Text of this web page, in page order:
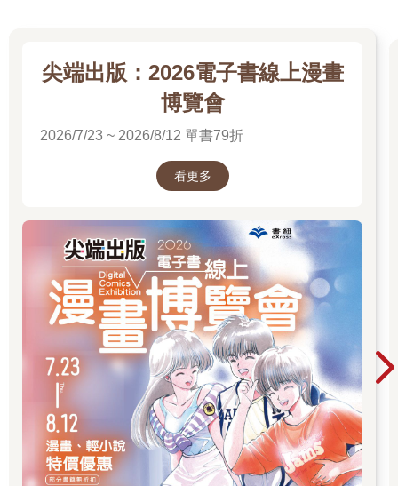
尖端出版：2026電子書線上漫畫
博覽會
2026/7/23 ~ 2026/8/12 單書79折
看更多